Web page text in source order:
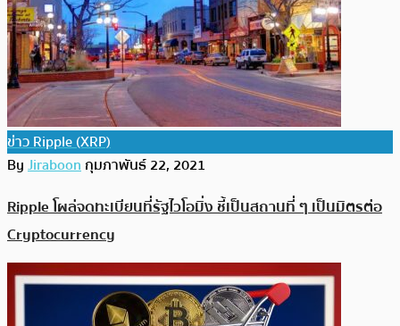
ข่าว Ripple (XRP)
ByJiraboonกุมภาพันธ์ 22, 2021
Ripple โผล่จดทะเบียนที่รัฐไวโอมิ่ง ชี้เป็นสถานที่ ๆ เป็นมิตรต่อ
Cryptocurrency